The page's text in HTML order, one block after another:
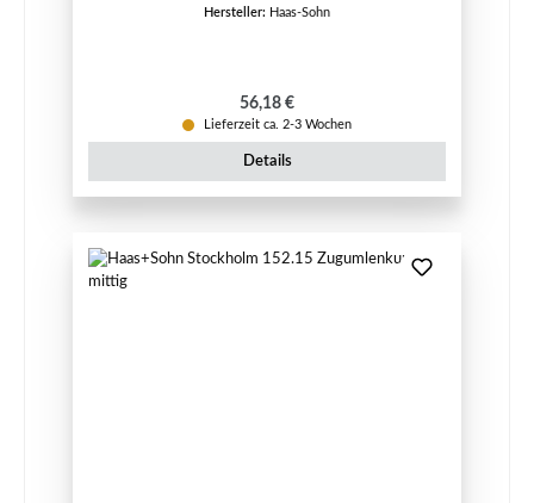
Hersteller: Haas-Sohn
Regulärer Preis:
56,18 €
Lieferzeit ca. 2-3 Wochen
Details